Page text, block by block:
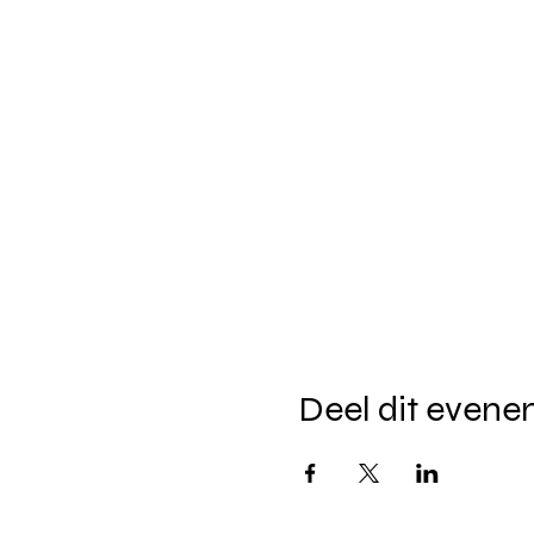
Deel dit